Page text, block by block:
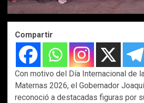
Compartir
Con motivo del Día Internacional de
Maternas 2026, el Gobernador
reconoció a destacadas figuras por